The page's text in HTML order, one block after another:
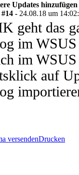
Updates hinzufügen
- 24.08.18 um
geht das
im
im
auf
versendenDrucken